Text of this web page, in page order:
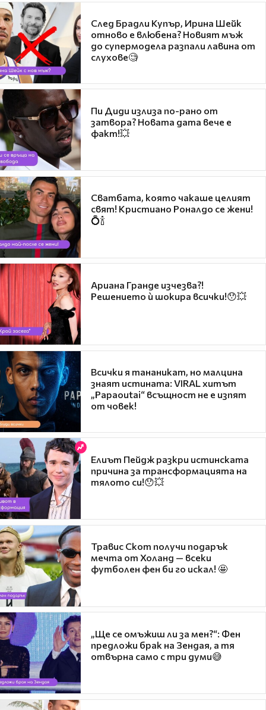
След Брадли Купър, Ирина Шейк
отново е влюбена? Новият мъж
до супермодела разпали лавина от
слухове🧐
Пи Диди излиза по-рано от
затвора? Новата дата вече е
факт!💥
Сватбата, която чакаше целият
свят! Кристиано Роналдо се жени!
💍🍾
Ариана Гранде изчезва?!
Решението ѝ шокира всички!😯💥
Всички я тананикат, но малцина
знаят истината: VIRAL хитът
„Papaoutai“ всъщност не е изпят
от човек!
Елиът Пейдж разкри истинската
причина за трансформацията на
тялото си!😯💥
Травис Скот получи подарък
мечта от Холанд — всеки
футболен фен би го искал! 🤩
„Ще се омъжиш ли за мен?“: Фен
предложи брак на Зендая, а тя
отвърна само с три думи😅